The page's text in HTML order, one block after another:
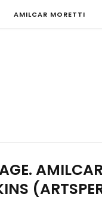
AMILCAR MORETTI